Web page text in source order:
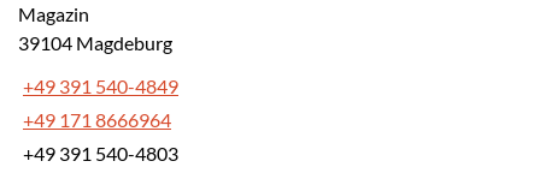
Magazin
39104 Magdeburg
+49 391 540-4849
+49 171 8666964
+49 391 540-4803